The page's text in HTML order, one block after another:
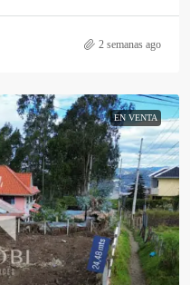
2 semanas ago
EN VENTA